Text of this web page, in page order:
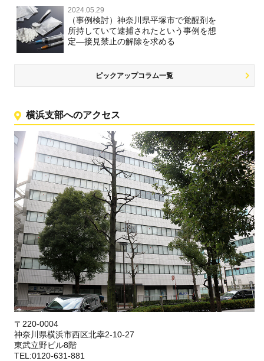
2024.05.29
（事例検討）神奈川県平塚市で覚醒剤を
所持していて逮捕されたという事例を想
定―接見禁止の解除を求める
ピックアップコラム一覧
横浜支部へのアクセス
〒220-0004
神奈川県横浜市西区北幸2-10-27
東武立野ビル8階
TEL:0120-631-881